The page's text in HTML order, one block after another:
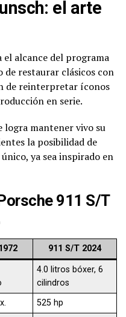
el arte
alcance del programa
de restaurar clásicos con
de reinterpretar íconos
en serie.
logra mantener vivo su
la posibilidad de
ya sea inspirado en
911 S/T
911 S/T 2024
4.0 litros bóxer, 6
cilindros
525 hp